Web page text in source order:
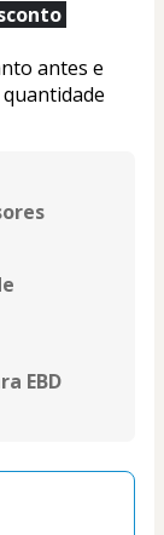
antes e
EBD